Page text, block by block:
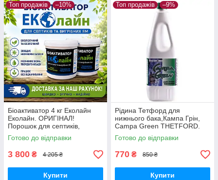
Топ продажів –10%
Біоактиватор 4 кг Еколайн
Еколайн. ОРИГІНАЛ!
Порошок для септиків,
вигрібних ям, туалетів.
Готово до відправки
3 800 ₴ 4 205 ₴
Купити
Топ продажів –9%
Рідина Тетфорд для
нижнього бака,Кампа Грін,
Campa Green THETFORD.
Готово до відправки
770 ₴ 850 ₴
Купити